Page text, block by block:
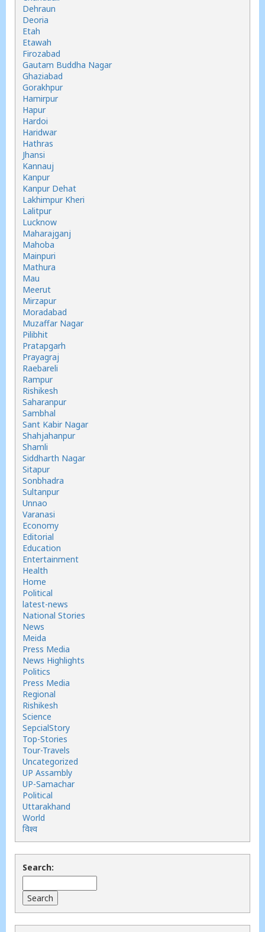
Dehraun
Deoria
Etah
Etawah
Firozabad
Gautam Buddha Nagar
Ghaziabad
Gorakhpur
Hamirpur
Hapur
Hardoi
Haridwar
Hathras
Jhansi
Kannauj
Kanpur
Kanpur Dehat
Lakhimpur Kheri
Lalitpur
Lucknow
Maharajganj
Mahoba
Mainpuri
Mathura
Mau
Meerut
Mirzapur
Moradabad
Muzaffar Nagar
Pilibhit
Pratapgarh
Prayagraj
Raebareli
Rampur
Rishikesh
Saharanpur
Sambhal
Sant Kabir Nagar
Shahjahanpur
Shamli
Siddharth Nagar
Sitapur
Sonbhadra
Sultanpur
Unnao
Varanasi
Economy
Editorial
Education
Entertainment
Health
Home
Political
latest-news
National Stories
News
Meida
Press Media
News Highlights
Politics
Press Media
Regional
Rishikesh
Science
SepcialStory
Top-Stories
Tour-Travels
Uncategorized
UP Assambly
UP-Samachar
Political
Uttarakhand
World
विश्व
Search: